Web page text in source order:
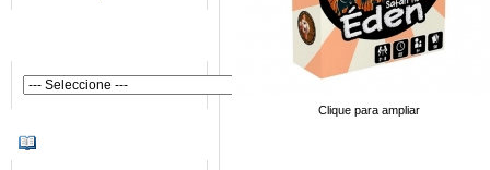
Clique para ampliar